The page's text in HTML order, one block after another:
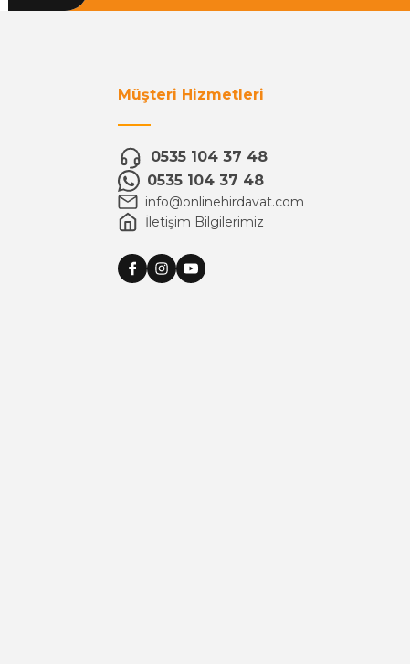
Müşteri Hizmetleri
0535 104 37 48
0535 104 37 48
info@onlinehirdavat.com
İletişim Bilgilerimiz